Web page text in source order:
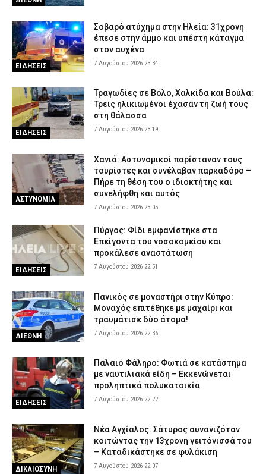
μέσα
ΕΙΔΗΣΕΙΣ 7 Αυγούστου 2026 18:15
Έφυγε από τη ζωή η δημοσιογράφος Χριστίνα Πιτουρά
ΕΙΔΗΣΕΙΣ 7 Αυγούστου 2026 18:02
ηλικιωμένου που εντοπίστηκε εγκαταλελειμμένος
ΔΙΚΑΙΟΣΥΝΗ 7 Αυγούστου 2026 17:50
Κόρινθος: Αυτοκίνητο παρέσυρε γυναίκα στο κέντρο της πόλης
– Μεταφέρθηκε στο νοσοκομείο
ΕΙΔΗΣΕΙΣ 7 Αυγούστου 2026 17:37
Περίεργο περιστατικό στη Θεσσαλονίκη: Καταδίωξαν BMW, την
εμβόλισαν και εξαφανίστηκαν πριν φτάσει η Αστυνομία (βίντεο)
ΑΣΤΥΝΟΜΙΑ 7 Αυγούστου 2026 17:25
ΕΙΔΗΣΕΙΣ
Σοβαρό ατύχημα στην Ηλεία: 31χρονη
έπεσε στην άμμο και υπέστη κάταγμα
στον αυχένα
7 Αυγούστου 2026 23:34
ΕΙΔΗΣΕΙΣ
Τραγωδίες σε Βόλο, Χαλκίδα και Βούλα:
Τρεις ηλικιωμένοι έχασαν τη ζωή τους
στη θάλασσα
7 Αυγούστου 2026 23:19
ΑΣΤΥΝΟΜΙΑ
Χανιά: Αστυνομικοί παρίσταναν τους
τουρίστες και συνέλαβαν παρκαδόρο –
Πήρε τη θέση του ο ιδιοκτήτης και
συνελήφθη και αυτός
7 Αυγούστου 2026 23:05
ΕΙΔΗΣΕΙΣ
Πύργος: Φίδι εμφανίστηκε στα
Επείγοντα του νοσοκομείου και
προκάλεσε αναστάτωση
7 Αυγούστου 2026 22:51
ΔΙΕΘΝΗ
Πανικός σε μοναστήρι στην Κύπρο:
Μοναχός επιτέθηκε με μαχαίρι και
τραυμάτισε δύο άτομα!
7 Αυγούστου 2026 22:36
ΕΙΔΗΣΕΙΣ
Παλαιό Φάληρο: Φωτιά σε κατάστημα
με ναυτιλιακά είδη – Εκκενώνεται
προληπτικά πολυκατοικία
7 Αυγούστου 2026 22:22
ΔΙΚΑΙΟΣΥΝΗ
Νέα Αγχίαλος: Σάτυρος αυνανιζόταν
κοιτώντας την 13χρονη γειτόνισσά του
– Καταδικάστηκε σε φυλάκιση
7 Αυγούστου 2026 22:07